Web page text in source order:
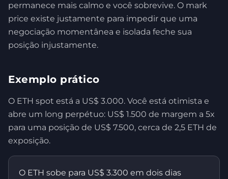
permanece mais calmo e você sobrevive. O mark
price existe justamente para impedir que uma
negociação momentânea e isolada feche sua
posição injustamente.
Exemplo prático
O ETH spot está a US$ 3.000. Você está otimista e
abre um long perpétuo: US$ 1.500 de margem a 5x
para uma posição de US$ 7.500, cerca de 2,5 ETH de
exposição.
O ETH sobe para US$ 3.300 em dois dias